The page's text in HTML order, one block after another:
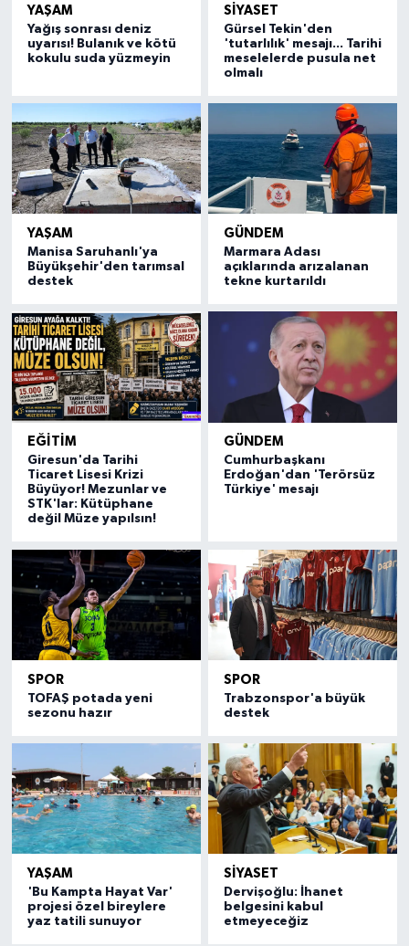
YAŞAM
Yağış sonrası deniz
uyarısı! Bulanık ve kötü
kokulu suda yüzmeyin
SİYASET
Gürsel Tekin'den
'tutarlılık' mesajı... Tarihi
meselelerde pusula net
olmalı
YAŞAM
Manisa Saruhanlı'ya
Büyükşehir'den tarımsal
destek
GÜNDEM
Marmara Adası
açıklarında arızalanan
tekne kurtarıldı
EĞİTİM
Giresun'da Tarihi
Ticaret Lisesi Krizi
Büyüyor! Mezunlar ve
STK'lar: Kütüphane
değil Müze yapılsın!
GÜNDEM
Cumhurbaşkanı
Erdoğan'dan 'Terörsüz
Türkiye' mesajı
SPOR
TOFAŞ potada yeni
sezonu hazır
SPOR
Trabzonspor'a büyük
destek
YAŞAM
'Bu Kampta Hayat Var'
projesi özel bireylere
yaz tatili sunuyor
SİYASET
Dervişoğlu: İhanet
belgesini kabul
etmeyeceğiz